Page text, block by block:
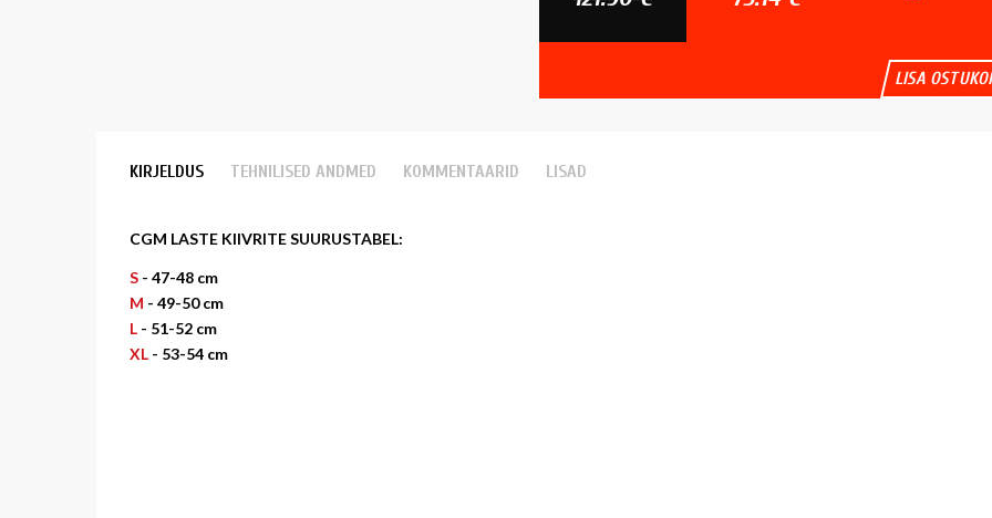
LISA
KIRJELDUS TEHNILISED ANDMED KOMMENTAARID LISAD
CGM LASTE KIIVRITE SUURUSTABEL:
S - 47-48 cm
M - 49-50 cm
L - 51-52 cm
XL - 53-54 cm